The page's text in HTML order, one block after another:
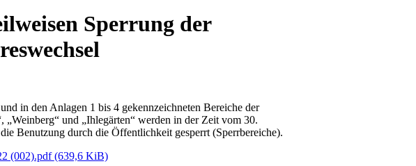
Sperrung der
in den Anlagen 1 bis 4 gekennzeichneten Bereiche der
und „Ihlegärten“ werden in der Zeit vom 30.
Benutzung durch die Öffentlichkeit gesperrt (Sperrbereiche).
(002).pdf(639,6 KiB)